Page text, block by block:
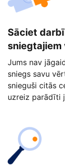
Sāciet
sniegtajiem
Jums nav
sniegs savu
snieguši citās
uzreiz parādīti